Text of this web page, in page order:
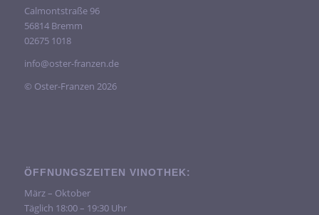
Calmontstraße 96
56814 Bremm
02675 1018
info@oster-franzen.de
© Oster-Franzen 2026
ÖFFNUNGSZEITEN VINOTHEK:
März – Oktober
Täglich 18:00 – 19:30 Uhr